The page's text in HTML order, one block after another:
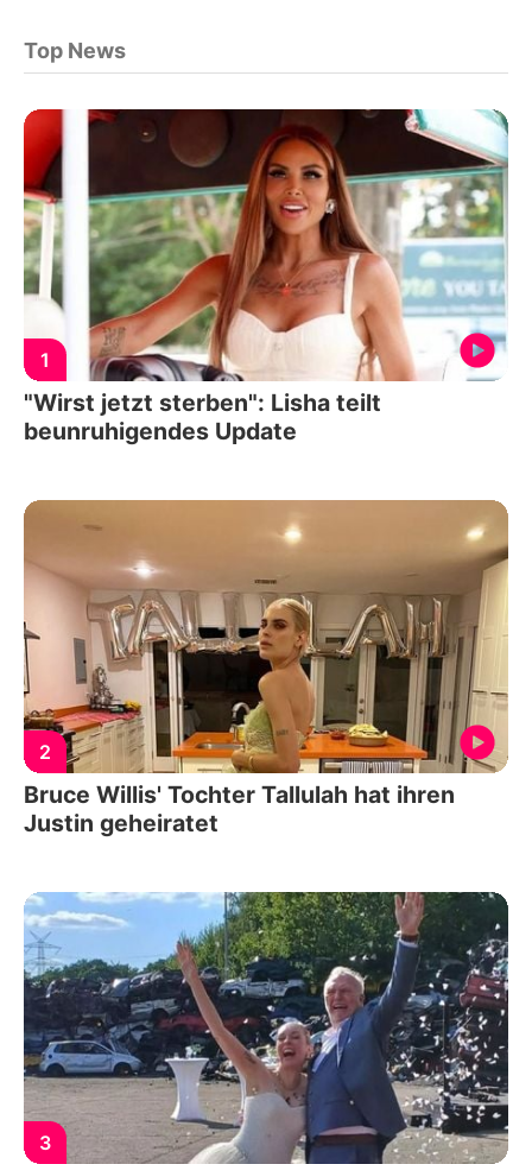
Top News
1
"Wirst jetzt sterben": Lisha teilt
beunruhigendes Update
2
Bruce Willis' Tochter Tallulah hat ihren
Justin geheiratet
3